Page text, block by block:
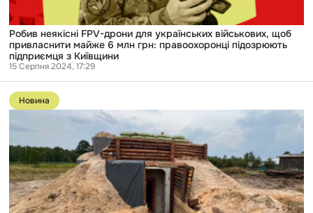
млн
грн:
правоохоронці
підозрюють
підприємця
Київщини
Робив неякісні FPV-дрони для українських військових, щоб
привласнити майже 6 млн грн: правоохоронці підозрюють
підприємця з Київщини
15 Серпня 2024, 17:29
Перейти
до
публікації
фортифікацій:
харківські
чиновники
уклали
договори
компаніями-
Новина